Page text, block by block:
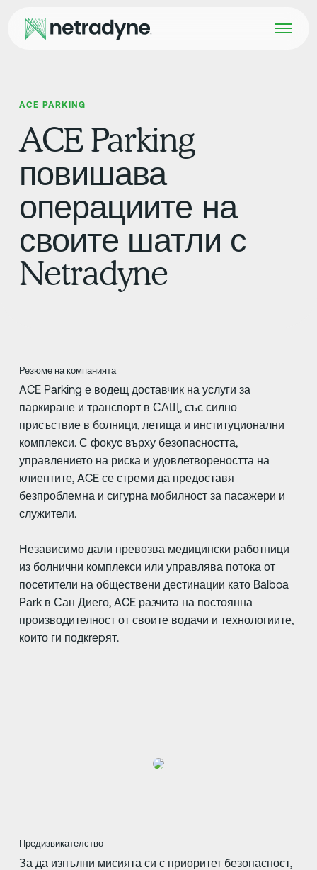
ACE PARKING
ACE Parking
повишава
операциите на
своите шатли с
Netradyne
Резюме на компанията
ACE Parking е водещ доставчик на услуги за
паркиране и транспорт в САЩ, със силно
присъствие в болници, летища и институционални
комплекси. С фокус върху безопасността,
управлението на риска и удовлетвореността на
клиентите, ACE се стреми да предоставя
безпроблемна и сигурна мобилност за пасажери и
служители.
Независимо дали превозва медицински работници
из болнични комплекси или управлява потока от
посетители на обществени дестинации като Balboa
Park в Сан Диего, ACE разчита на постоянна
производителност от своите водачи и технологиите,
които ги подкrepят.
Предизвикателство
За да изпълни мисията си с приоритет безопасност,